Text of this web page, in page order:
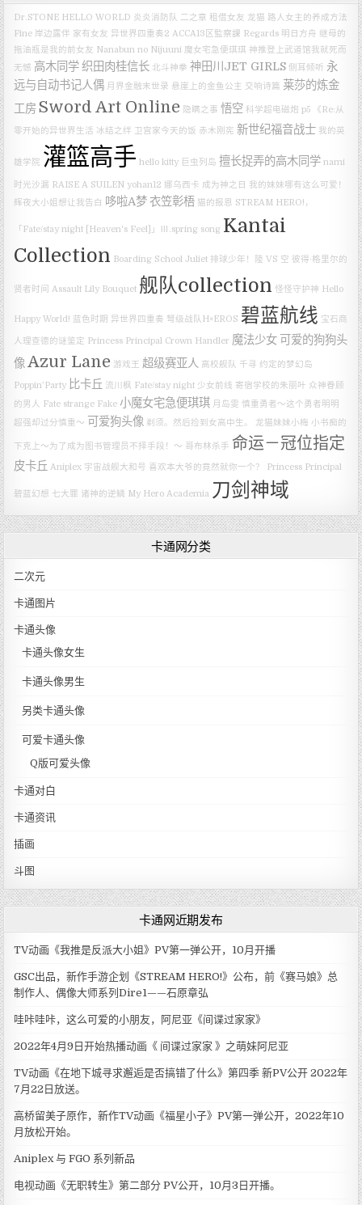
Dr.STONE HELLO WORLD 炎炎消防队 二之章 租借女友 龙猫 路人女主的养成方法
Fine 岸边露伴 家有女友 异世界四重奏2 ACCA13区監察課 Regards 明日方舟 继母的
拖油瓶是我的前女友 Nanabun no Nijuuni 魔女宅急便琪琪 神推登上武道馆我就死而
无憾 高木同学 织田肉桂信长 北斗神拳 神田川JET GIRLS 侧耳倾听 永
远与自动书记人偶 月界金融末世录 悬崖上的金鱼公主 交响诗篇 莱莎的炼金
工房 Sword Art Online 隐瞒之事 悟空 科学超电磁炮 p5
《Re:从
零开始的异世界生活 冰结之绊 卫宫家今天的饭 赤木刚宪 新世纪福音战士 我的英
雄学院 灌篮高手 hello kitty 巨虫列岛 擅长捉弄的高木同学 nami
时光沙漏 RAISE A SUILEN yohan12 娜乌西卡 成为神之日 我的妹妹哪有这么可爱！
辉夜大小姐想让我告白 哆啦A梦 衣笠彰梧 猫的报恩 STREAM HERO!，
「Fate/stay night [Heaven's Feel]」Ⅲ.spring song Kantai
Collection Boarding School Juliet 排球少年！陸 VS 空 彼得·格里尔的
贤者时间 Assault Lily Bouquet 舰队collection 怪怪守护神 Hello
Happy World! 蓝色时期 异世界四重奏 弩级战队H×EROS 碧蓝航线 宝石商
人理查德的谜鉴定 Princess Principal Crown Handler 魔法少女 可爱的狗狗头
像 Azur Lane 游戏王 超级赛亚人 高校舰队 千寻 约定的梦幻岛
Poppin’Party 比卡丘 流川枫 Fate/stay night 少女前线 寄宿学校的朱丽叶 众神眷顾
的男人 Fate strange Fake 小魔女宅急便琪琪 月岛雯 慎重勇者～这个勇者明明
超强却过分慎重～ 可爱狗头像 剃须。然后捡到女高中生。 龙猫妹妹小梅 小书痴的
下克上～为了成为图书管理员不择手段！～ 哥布林杀手 命运－冠位指定
皮卡丘 Aniplex 宇宙战舰大和号 喜欢本大爷的竟然就你一个？ Princess Principal
碧蓝幻想 七大罪 诸神的逆鳞 My Hero Academia 刀剑神域
卡通网分类
二次元
卡通图片
卡通头像
卡通头像女生
卡通头像男生
另类卡通头像
可爱卡通头像
Q版可爱头像
卡通对白
卡通资讯
插画
斗图
卡通网近期发布
TV动画《我推是反派大小姐》PV第一弹公开，10月开播
GSC出品，新作手游企划《STREAM HERO!》公布，前《赛马娘》总
制作人、偶像大师系列Dire1——石原章弘
哇咔哇咔，这么可爱的小朋友，阿尼亚《间谍过家家》
2022年4月9日开始热播动画《 间谍过家家 》之萌妹阿尼亚
TV动画《在地下城寻求邂逅是否搞错了什么》第四季 新PV公开 2022年
7月22日放送。
高桥留美子原作，新作TV动画《福星小子》PV第一弹公开，2022年10
月放松开始。
Aniplex 与 FGO 系列新品
电视动画《无职转生》第二部分 PV公开，10月3日开播。